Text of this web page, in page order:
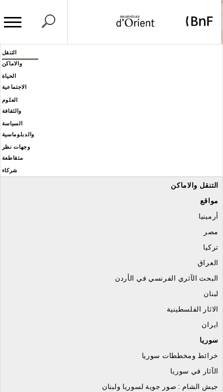
إدارة ملفات تعريف الارتباط
التنقل
والاماكن
الحياة
الاجتماعية
العلوم
والثقافة
السياسة
والدبلوماسية
وجهات نظر
متقاطعة
شركاء
التنقل والاماكن
مواقع
أرمينيا
مصر
تركيا
العراق
البحث الآثري الفرنسي في الأردن
لبنان
الاثار الفلسطينية
ايران
سوريا
خرائط ومخططات سوريا
الآثار في سوريا
جيش الشام : صور جوية لسوريا ولبنان